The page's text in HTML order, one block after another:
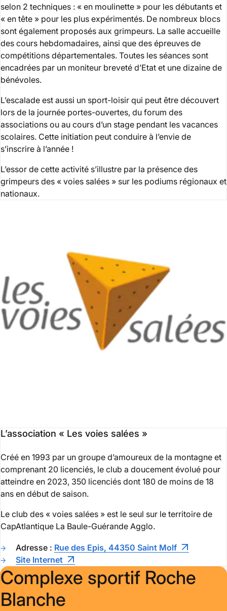
selon 2 techniques : « en moulinette » pour les débutants et
« en tête » pour les plus expérimentés. De nombreux blocs
sont également proposés aux grimpeurs. La salle accueille
des cours hebdomadaires, ainsi que des épreuves de
compétitions départementales. Toutes les séances sont
encadrées par un moniteur breveté d’Etat et une dizaine de
bénévoles.
L’escalade est aussi un sport-loisir qui peut être découvert
lors de la journée portes-ouvertes, du forum des
associations ou au cours d’un stage pendant les vacances
scolaires. Cette initiation peut conduire à l’envie de
s’inscrire à l’année !
L’essor de cette activité s’illustre par la présence des
grimpeurs des « voies salées » sur les podiums régionaux et
nationaux.
L’association « Les voies salées »
Créé en 1993 par un groupe d’amoureux de la montagne et
comprenant 20 licenciés, le club a doucement évolué pour
atteindre en 2023, 350 licenciés dont 180 de moins de 18
ans en début de saison.
Le club des « voies salées » est le seul sur le territoire de
CapAtlantique La Baule-Guérande Agglo.
Adresse : Rue des Epis, 44350 Saint Molf
Site Internet
Complexe sportif Roche
Blanche